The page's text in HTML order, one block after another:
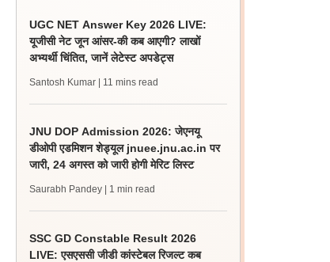
UGC NET Answer Key 2026 LIVE:
यूजीसी नेट जून आंसर-की कब आएगी? लाखों
अभ्यर्थी चिंतित, जानें लेटेस्ट अपडेट्स
Santosh Kumar | 11 mins read
JNU DOP Admission 2026: जेएनयू
डीओपी एडमिशन शेड्यूल jnuee.jnu.ac.in पर
जारी, 24 अगस्त को जारी होगी मेरिट लिस्ट
Saurabh Pandey | 1 min read
SSC GD Constable Result 2026
LIVE: एसएससी जीडी कांस्टेबल रिजल्ट कब